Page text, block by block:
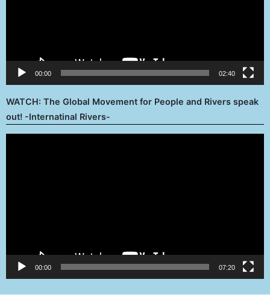
00:00 02:40
WATCH: The Global Movement for People and Rivers speak
out! -Internatinal Rivers-
00:00 07:20